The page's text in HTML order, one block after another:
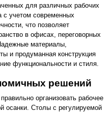
для различных рабочих
с учетом современных
что позволяет
в офисах, переговорных
материалы,
и продуманная конструкция
функциональности и стиля.
решений
организовать рабочее
осанки. Столы с регулируемой